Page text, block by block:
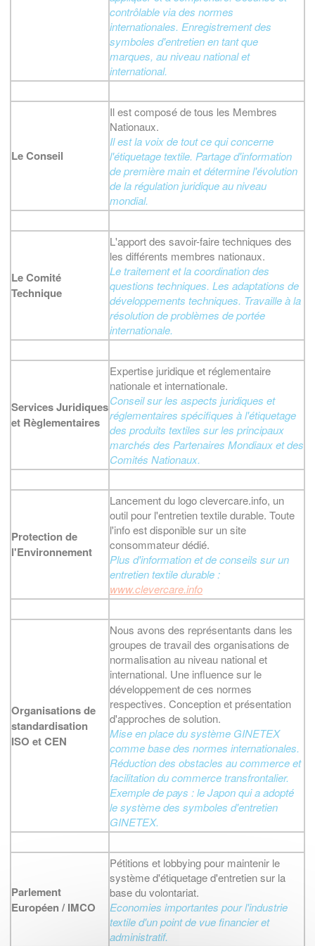
contrôlable via des normes
internationales. Enregistrement des
symboles d'entretien en tant que
marques, au niveau national et
international.
Le Conseil
Il est composé de tous les Membres
Nationaux.
Il est la voix de tout ce qui concerne
l'étiquetage textile. Partage d'information
de première main et détermine l'évolution
de la régulation juridique au niveau
mondial.
Le Comité
Technique
L'apport des savoir-faire techniques des
les différents membres nationaux.
Le traitement et la coordination des
questions techniques. Les adaptations de
développements techniques. Travaille à la
résolution de problèmes de portée
internationale.
Services Juridiques
et Règlementaires
Expertise juridique et réglementaire
nationale et internationale.
Conseil sur les aspects juridiques et
réglementaires spécifiques à l'étiquetage
des produits textiles sur les principaux
marchés des Partenaires Mondiaux et des
Comités Nationaux.
Protection de
l'Environnement
Lancement du logo clevercare.info, un
outil pour l'entretien textile durable. Toute
l'info est disponible sur un site
consommateur dédié.
Plus d'information et de conseils sur un
entretien textile durable :
www.clevercare.info
Organisations de
standardisation
ISO et CEN
Nous avons des représentants dans les
groupes de travail des organisations de
normalisation au niveau national et
international. Une influence sur le
développement de ces normes
respectives. Conception et présentation
d'approches de solution.
Mise en place du système GINETEX
comme base des normes internationales.
Réduction des obstacles au commerce et
facilitation du commerce transfrontalier.
Exemple de pays : le Japon qui a adopté
le système des symboles d'entretien
GINETEX.
Parlement
Européen / IMCO
Pétitions et lobbying pour maintenir le
système d'étiquetage d'entretien sur la
base du volontariat.
Economies importantes pour l'industrie
textile d'un point de vue financier et
administratif.